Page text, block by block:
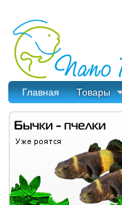
Главная Товары